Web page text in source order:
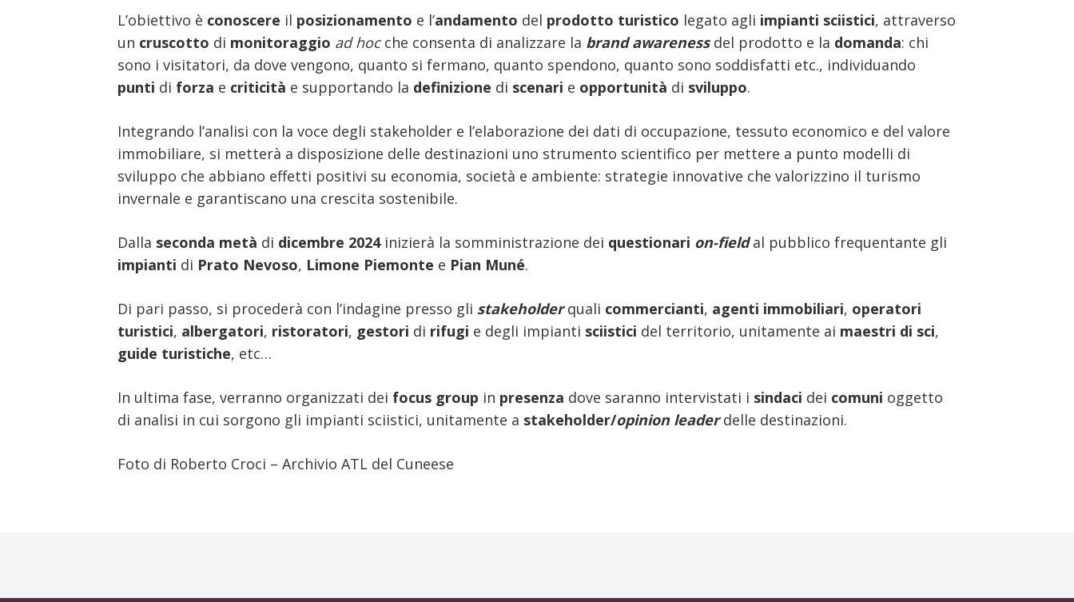
L’obiettivo è conoscere il posizionamento e l’andamento del prodotto turistico legato agli impianti sciistici, attraverso
un cruscotto di monitoraggio ad hocche consenta di analizzare la brand awarenessdel prodotto e la domanda: chi
sono i visitatori, da dove vengono, quanto si fermano, quanto spendono, quanto sono soddisfatti etc., individuando
punti di forza e criticità e supportando la definizione di scenari e opportunità di sviluppo.
Integrando l’analisi con la voce degli stakeholder e l’elaborazione dei dati di occupazione, tessuto economico e del valore
immobiliare, si metterà a disposizione delle destinazioni uno strumento scientifico per mettere a punto modelli di
sviluppo che abbiano effetti positivi su economia, società e ambiente: strategie innovative che valorizzino il turismo
invernale e garantiscano una crescita sostenibile.
Dalla seconda metà di dicembre 2024inizierà la somministrazione dei questionari on-fieldal pubblico frequentante gli
impianti di Prato Nevoso, Limone Piemonte e Pian Muné.
Di pari passo, si procederà con l’indagine presso gli stakeholderquali commercianti, agenti immobiliari, operatori
turistici, albergatori, ristoratori, gestori di rifugi e degli impianti sciistici del territorio, unitamente ai maestri di sci,
guide turistiche, etc…
In ultima fase, verranno organizzati dei focus group in presenza dove saranno intervistati i sindaci dei comuni oggetto
di analisi in cui sorgono gli impianti sciistici, unitamente a stakeholder/opinion leaderdelle destinazioni.
Foto di Roberto Croci – Archivio ATL del Cuneese